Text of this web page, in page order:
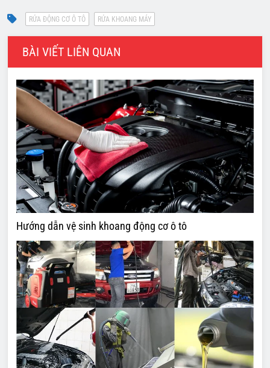
BÀI VIẾT LIÊN QUAN
Hướng dẫn vệ sinh khoang động cơ ô tô